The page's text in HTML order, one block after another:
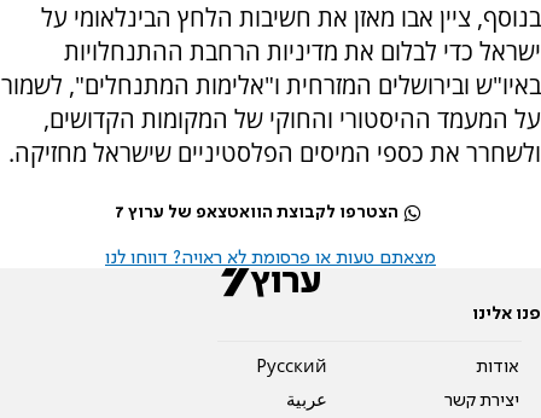
בנוסף, ציין אבו מאזן את חשיבות הלחץ הבינלאומי על
ישראל כדי לבלום את מדיניות הרחבת ההתנחלויות
באיו"ש ובירושלים המזרחית ו"אלימות המתנחלים", לשמור
על המעמד ההיסטורי והחוקי של המקומות הקדושים,
ולשחרר את כספי המיסים הפלסטיניים שישראל מחזיקה.
הצטרפו לקבוצת הוואטצאפ של ערוץ 7
מצאתם טעות או פרסומת לא ראויה? דווחו לנו
פנו אלינו
אודות
יצירת קשר
Pусский
عربية